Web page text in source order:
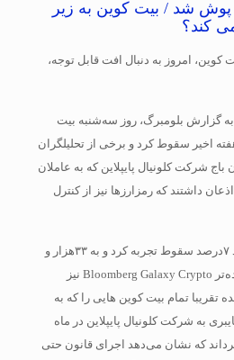
پوش شد / بیت کوین به زیر
کوین، امروز به دنبال افت قابل توجه،
به گزارش بلومبرگ، روز سه‌شنبه بیت
اخیر سقوط کرد و برخی از تحلیلگران
شرکت کلونیال پایپلاین که به عاملان
داشتند که رمزارزها نیز از کنترل
امروز حدود ۷درصد سقوط تجربه کرد و به ۳۳هزار و
۱۰۰دلار رسید. شاخص گسترده‌تر Bloomberg Galaxy Crypto نیز
تقریبا تمام بیت کوین هایی را که به
به شرکت کلونیال پایپلاین در ماه
که نشان می‌دهد اجرای قانون حتی